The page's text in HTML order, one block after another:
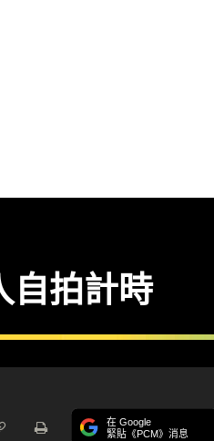
拍計時
在 Google
緊貼《PCM》消息